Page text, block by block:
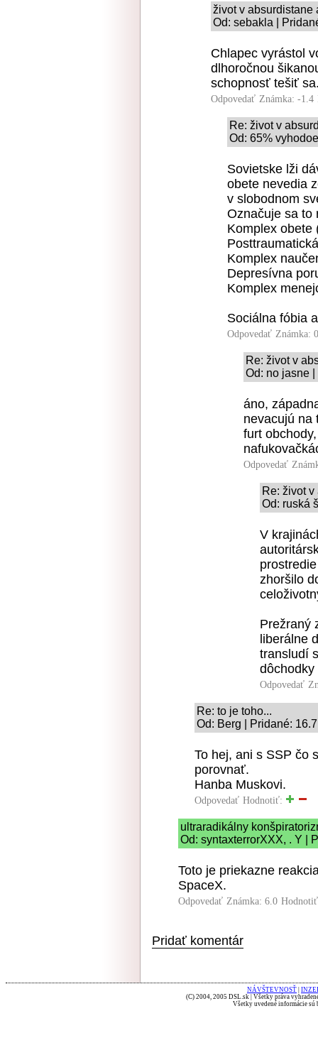
život v absurdistane
Od: sebakla |
Chlapec vyrástol
dlhoročnou
schopnosť tešiť
Odpovedať Známka: -1.4
Re: život v
Od: 65%
Sovietske lži
obete nevedia
v slobodnom
Označuje sa to
Komplex obete
Komplex
Depresívna
Komplex
Sociálna fóbia
Odpovedať Známka:
Re: život v
Od: no jasne
áno,
nevacujú na
furt
Odpovedať
Re: život
Od: ruská
V
zhoršilo
Prežraný
liberálne
transludí
Odpovedať
Re: to je toho...
Od: Berg | Pridané:
To hej, ani s SSP čo
porovnať.
Hanba Muskovi.
Odpovedať Hodnotiť:
ultraradikálny
Od: syntaxterrorXXX, . Y |
Toto je priekazne
SpaceX.
Odpovedať Známka: 6.0
Pridať komentár
NÁVŠTEVNOSŤ
(C) 2004, 2005 DSL.sk | Všetky práva
Všetky uvedené informácie sú